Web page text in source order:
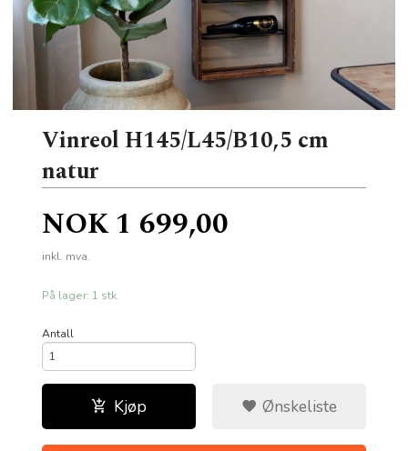
Vinreol H145/L45/B10,5 cm
natur
Pris
NOK1 699,00
inkl. mva.
På lager: 1 stk.
Antall
Kjøp Ønskeliste